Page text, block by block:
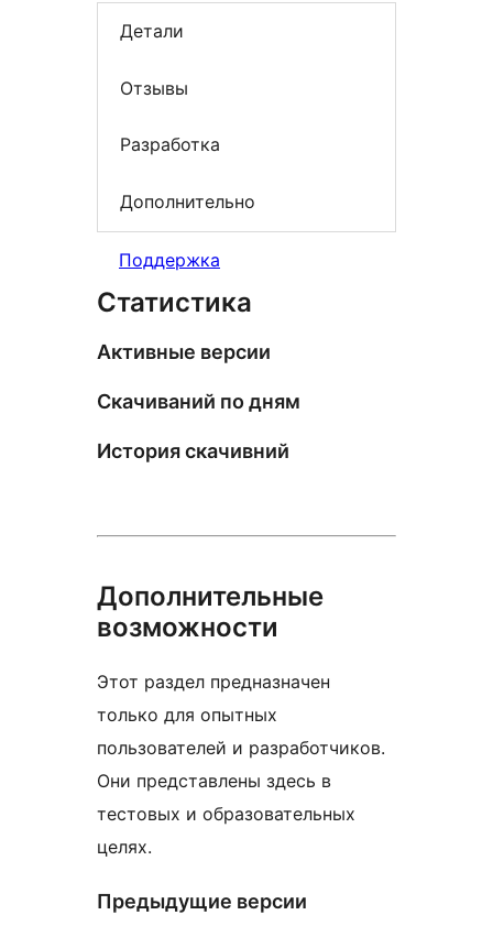
Детали
Отзывы
Разработка
Дополнительно
Поддержка
Статистика
Активные версии
Скачиваний по дням
История скачивний
Дополнительные
возможности
Этот раздел предназначен
только для опытных
пользователей и разработчиков.
Они представлены здесь в
тестовых и образовательных
целях.
Предыдущие версии